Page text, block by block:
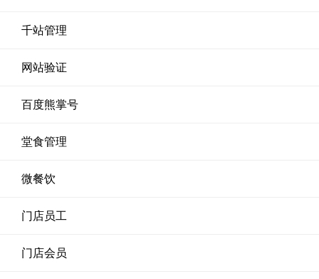
千站管理
网站验证
百度熊掌号
堂食管理
微餐饮
门店员工
门店会员